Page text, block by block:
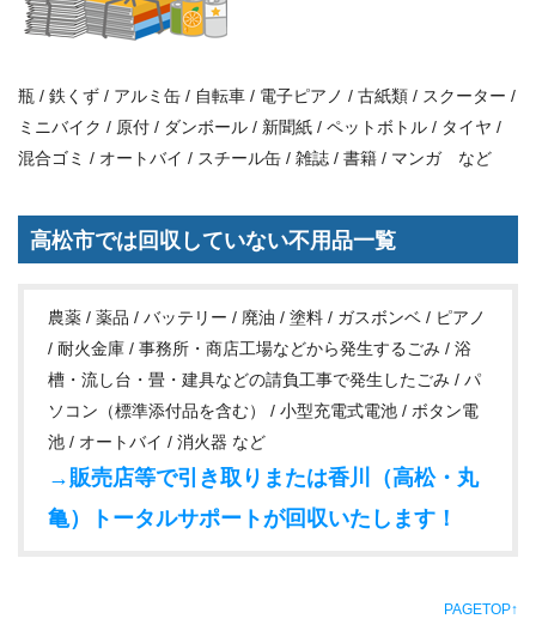
瓶 / 鉄くず / アルミ缶 / 自転車 / 電子ピアノ / 古紙類 / スクーター /
ミニバイク / 原付 / ダンボール / 新聞紙 / ペットボトル / タイヤ /
混合ゴミ / オートバイ / スチール缶 / 雑誌 / 書籍 / マンガ など
高松市では回収していない不用品一覧
農薬 / 薬品 / バッテリー / 廃油 / 塗料 / ガスボンベ / ピアノ
/ 耐火金庫 / 事務所・商店工場などから発生するごみ / 浴
槽・流し台・畳・建具などの請負工事で発生したごみ / パ
ソコン（標準添付品を含む） / 小型充電式電池 / ボタン電
池 / オートバイ / 消火器 など
→販売店等で引き取りまたは香川（高松・丸
亀）トータルサポートが回収いたします！
PAGETOP↑